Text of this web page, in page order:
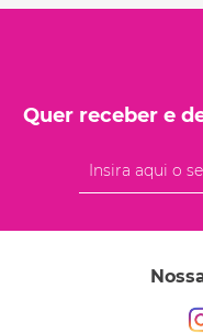
Quer receber e